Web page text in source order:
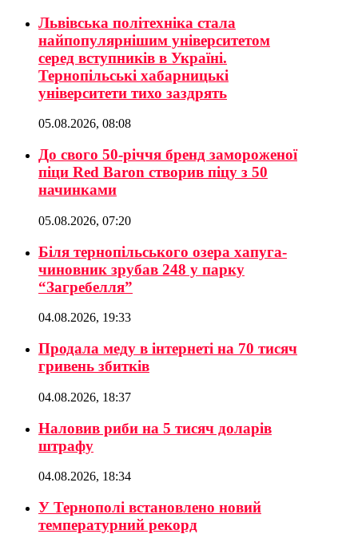
Львівська політехніка стала
найпопулярнішим університетом
серед вступників в Україні.
Тернопільські хабарницькі
університети тихо заздрять
05.08.2026, 08:08
До свого 50-річчя бренд замороженої
піци Red Baron створив піцу з 50
начинками
05.08.2026, 07:20
Біля тернопільського озера хапуга-
чиновник зрубав 248 у парку
“Загребелля”
04.08.2026, 19:33
Продала меду в інтернеті на 70 тисяч
гривень збитків
04.08.2026, 18:37
Наловив риби на 5 тисяч доларів
штрафу
04.08.2026, 18:34
У Тернополі встановлено новий
температурний рекорд